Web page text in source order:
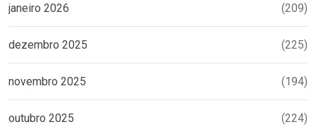
janeiro 2026 (209)
dezembro 2025 (225)
novembro 2025 (194)
outubro 2025 (224)